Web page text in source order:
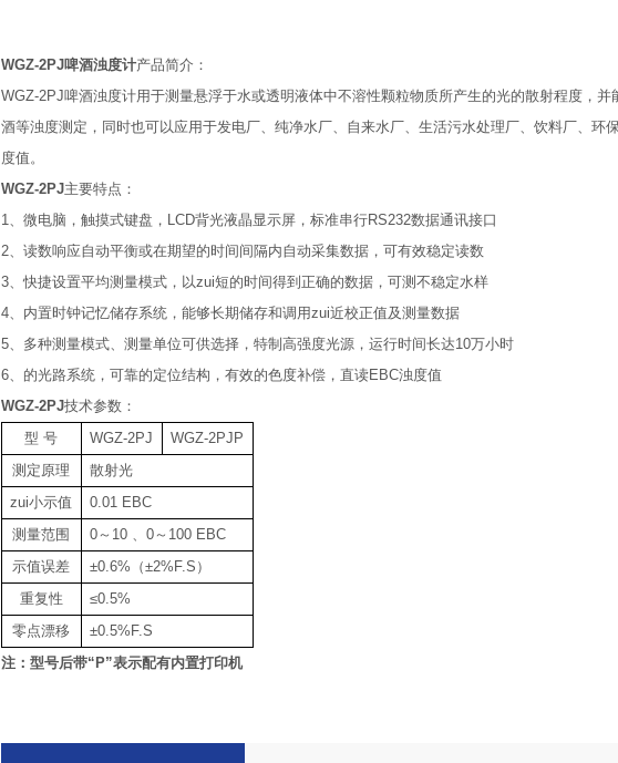
WGZ-2PJ啤酒浊度计产品简介：
WGZ-2PJ啤酒浊度计用于测量悬浮于水或透明液体中不溶性颗粒物质所产生的光的散射程度，
酒等浊度测定，同时也可以应用于发电厂、纯净水厂、自来水厂、生活污水处理厂、饮料厂、
度值。
WGZ-2PJ主要特点：
1、微电脑，触摸式键盘，LCD背光液晶显示屏，标准串行RS232数据通讯接口
2、读数响应自动平衡或在期望的时间间隔内自动采集数据，可有效稳定读数
3、快捷设置平均测量模式，以zui短的时间得到正确的数据，可测不稳定水样
4、内置时钟记忆储存系统，能够长期储存和调用zui近校正值及测量数据
5、多种测量模式、测量单位可供选择，特制高强度光源，运行时间长达10万小时
6、的光路系统，可靠的定位结构，有效的色度补偿，直读EBC浊度值
WGZ-2PJ技术参数：
型 号
WGZ-2PJ
WGZ-2PJP
测定原理
散射光
zui小示值
0.01 EBC
测量范围
0～10 、0～100 EBC
示值误差
±0.6%（±2%F.S）
重复性
≤0.5%
零点漂移
±0.5%F.S
注：型号后带“P”表示配有内置打印机